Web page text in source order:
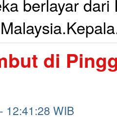
berlayar
di
12:41:28 WIB